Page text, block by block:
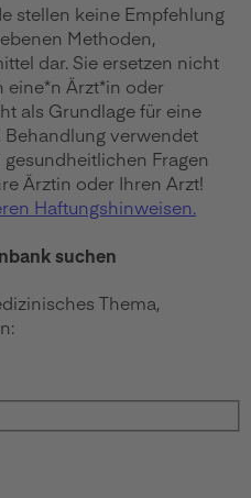
stellen keine Empfehlung
Methoden,
dar. Sie ersetzen nicht
eine*n Ärzt*in oder
als Grundlage für eine
verwendet
Fragen
Ärztin oder Ihren Arzt!
Haftungshinweisen.
suchen
Thema,